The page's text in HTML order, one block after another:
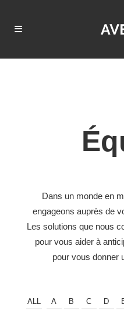
Dans un monde en
engageons auprès de
Les solutions que nous
pour vous aider à
pour vous donner
ALL A B C D